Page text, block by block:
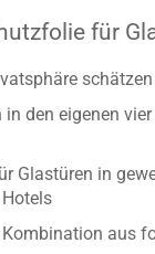
für
den eigenen
Glastüren in
aus